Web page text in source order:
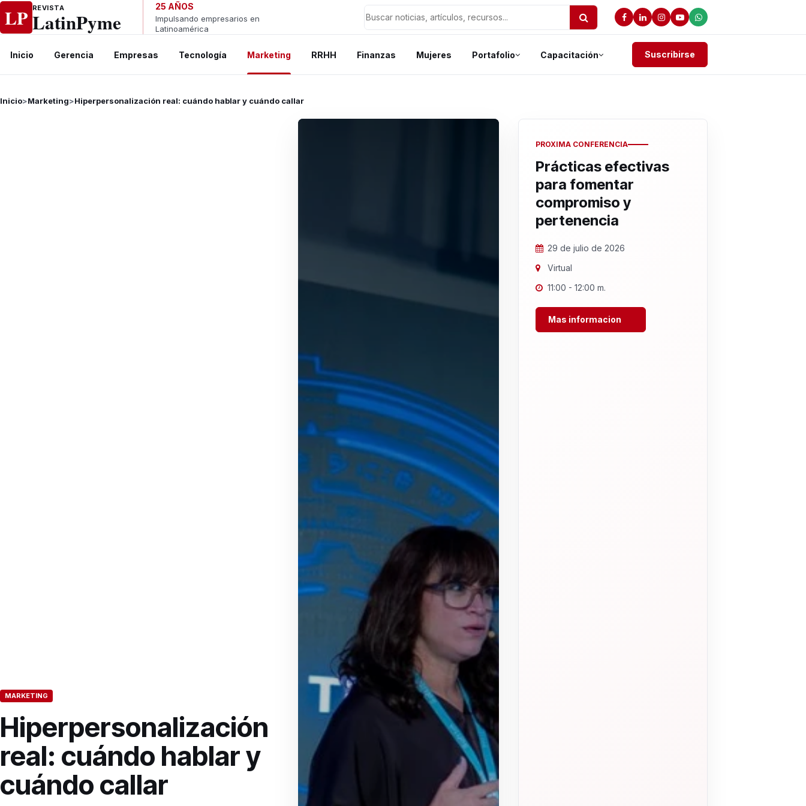
Ir al contenido
LP REVISTA
LatinPyme
25 AÑOS
Impulsando empresarios en
Latinoamérica
Inicio Gerencia Empresas Tecnología Marketing RRHH Finanzas Mujeres Portafolio Capacitación Suscribirse
Inicio>Marketing>Hiperpersonalización real: cuándo hablar y cuándo callar
MARKETING
Hiperpersonalización
real: cuándo hablar y
cuándo callar
PROXIMA CONFERENCIA
Prácticas efectivas
para fomentar
compromiso y
pertenencia
29 de julio de 2026
Virtual
11:00 - 12:00 m.
Mas informacion